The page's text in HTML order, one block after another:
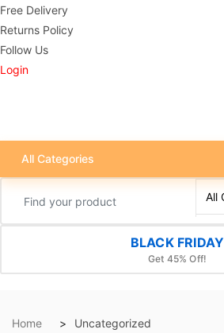
Free Delivery
Returns Policy
Follow Us
Login
All Categories
BLACK FRIDAY
Get 45% Off!
Home
Uncategorized